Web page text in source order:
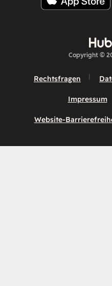
Copyright ©
Rechtsfragen
Impressum
Website-